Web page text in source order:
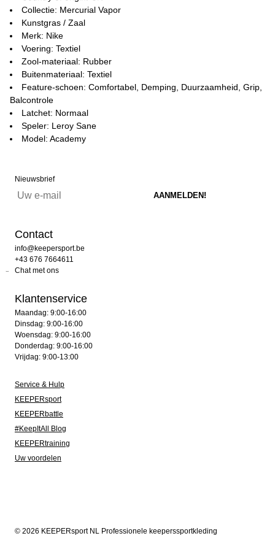
Collectie: Mercurial Vapor
Kunstgras / Zaal
Merk: Nike
Voering: Textiel
Zool-materiaal: Rubber
Buitenmateriaal: Textiel
Feature-schoen: Comfortabel, Demping, Duurzaamheid, Grip,
Balcontrole
Latchet: Normaal
Speler: Leroy Sane
Model: Academy
Nieuwsbrief
Contact
info@keepersport.be
+43 676 7664611
Chat met ons
Klantenservice
Maandag: 9:00-16:00
Dinsdag: 9:00-16:00
Woensdag: 9:00-16:00
Donderdag: 9:00-16:00
Vrijdag: 9:00-13:00
Service & Hulp
KEEPERsport
KEEPERbattle
#KeepItAll Blog
KEEPERtraining
Uw voordelen
© 2026 KEEPERsport NL Professionele keeperssportkleding